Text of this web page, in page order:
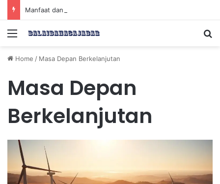
Manfaat dan Tips Puasa untuk Kesehatan Optimal
Menu
Home / Masa Depan Berkelanjutan
Masa Depan
Berkelanjutan